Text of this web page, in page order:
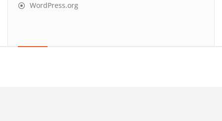
WordPress.org